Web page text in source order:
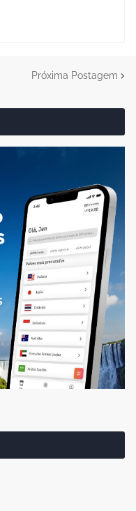
Próxima Postagem